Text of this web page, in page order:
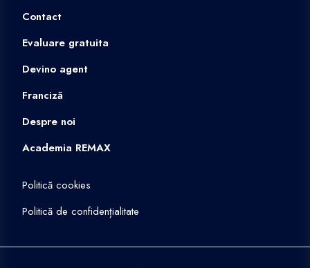
Contact
Evaluare gratuita
Devino agent
Franciză
Despre noi
Academia REMAX
Politică cookies
Politică de confidențialitate